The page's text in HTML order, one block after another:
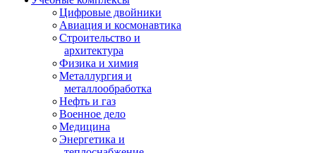
Цифровые двойники
Авиация и космонавтика
Строительство и
архитектура
Физика и химия
Металлургия и
металлообработка
Нефть и газ
Военное дело
Медицина
Энергетика и